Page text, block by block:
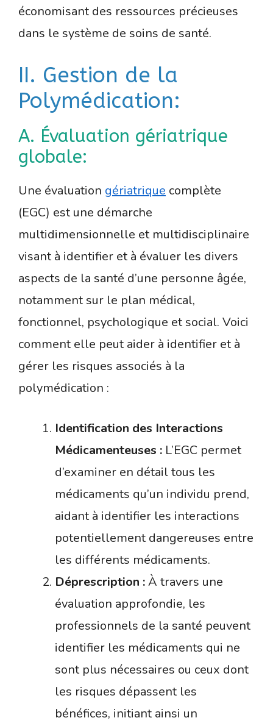
économisant des ressources précieuses
dans le système de soins de santé.
II. Gestion de la
Polymédication:
A. Évaluation gériatrique
globale:
Une évaluation gériatrique complète
(EGC) est une démarche
multidimensionnelle et multidisciplinaire
visant à identifier et à évaluer les divers
aspects de la santé d’une personne âgée,
notamment sur le plan médical,
fonctionnel, psychologique et social. Voici
comment elle peut aider à identifier et à
gérer les risques associés à la
polymédication :
Identification des Interactions
Médicamenteuses : L’EGC permet
d’examiner en détail tous les
médicaments qu’un individu prend,
aidant à identifier les interactions
potentiellement dangereuses entre
les différents médicaments.
Déprescription :À travers une
évaluation approfondie, les
professionnels de la santé peuvent
identifier les médicaments qui ne
sont plus nécessaires ou ceux dont
les risques dépassent les
bénéfices, initiant ainsi un